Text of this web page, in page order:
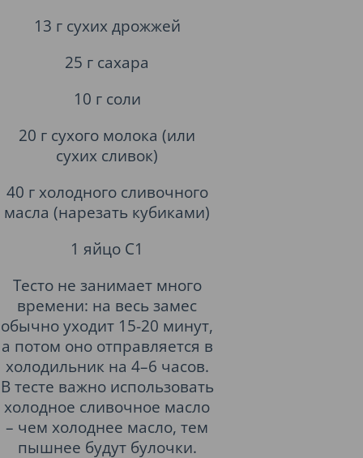
13 г сухих дрожжей
25 г сахара
10 г соли
20 г сухого молока (или
сухих сливок)
40 г холодного сливочного
масла (нарезать кубиками)
1 яйцо С1
Тесто не занимает много
времени: на весь замес
обычно уходит 15-20 минут,
а потом оно отправляется в
холодильник на 4–6 часов.
В тесте важно использовать
холодное сливочное масло
– чем холоднее масло, тем
пышнее будут булочки.